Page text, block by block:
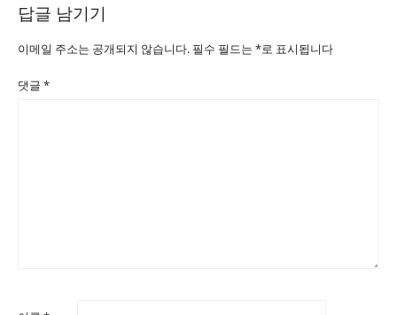
답글 남기기
이메일 주소는 공개되지 않습니다. 필수 필드는 *로 표시됩니다
댓글 *